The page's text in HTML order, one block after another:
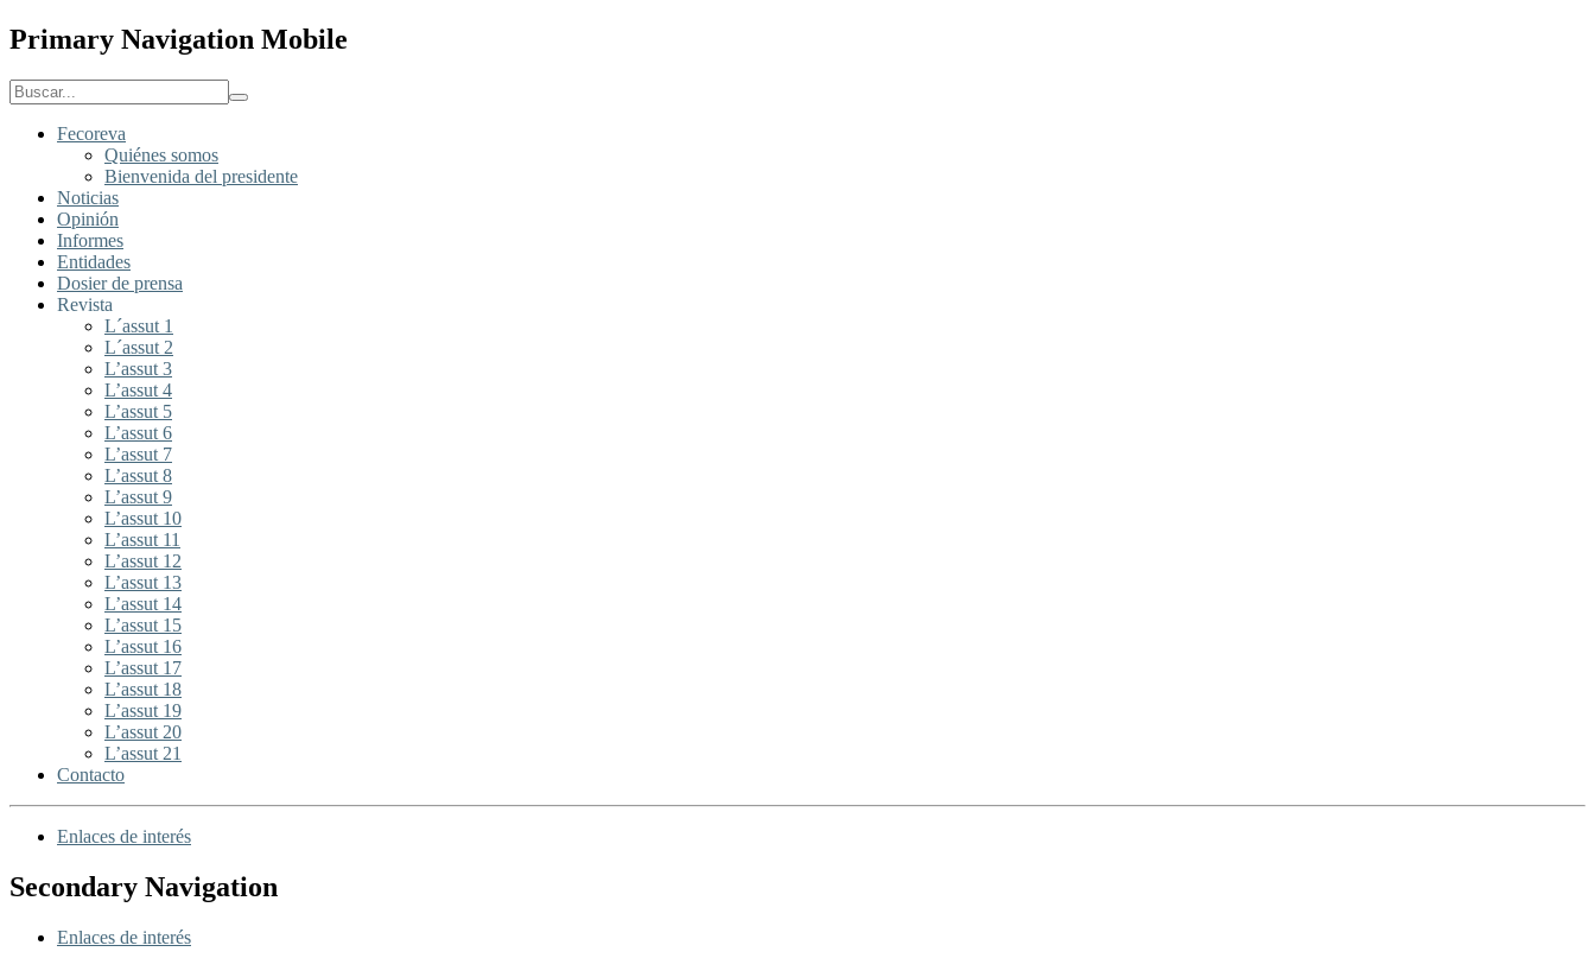
Primary Navigation Mobile
Fecoreva
Quiénes somos
Bienvenida del presidente
Noticias
Opinión
Informes
Entidades
Dosier de prensa
Revista
L´assut 1
L´assut 2
L’assut 3
L’assut 4
L’assut 5
L’assut 6
L’assut 7
L’assut 8
L’assut 9
L’assut 10
L’assut 11
L’assut 12
L’assut 13
L’assut 14
L’assut 15
L’assut 16
L’assut 17
L’assut 18
L’assut 19
L’assut 20
L’assut 21
Contacto
Enlaces de interés
Secondary Navigation
Enlaces de interés